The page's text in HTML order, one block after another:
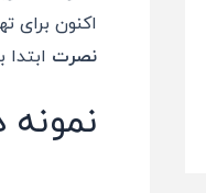
اکنون برای
نصرت